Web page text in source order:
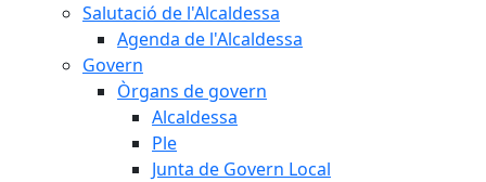
Salutació de l'Alcaldessa
Agenda de l'Alcaldessa
Govern
Òrgans de govern
Alcaldessa
Ple
Junta de Govern Local